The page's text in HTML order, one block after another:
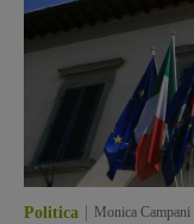
Politica Monica Campani